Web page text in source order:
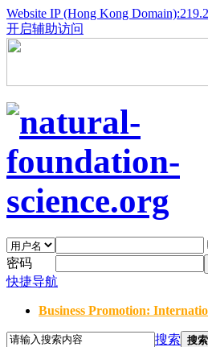
Website IP (Hong Kong
开启辅助访问
密码
快捷导航
Business Promotion:
搜索 搜索